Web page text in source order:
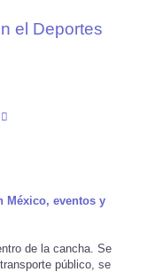
el Deportes
México, eventos y
de la cancha. Se
público, se